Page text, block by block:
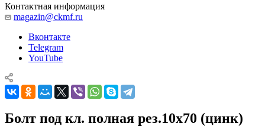
Контактная информация
magazin@ckmf.ru
Вконтакте
Telegram
YouTube
Болт под кл. полная рез.10х70 (цинк)